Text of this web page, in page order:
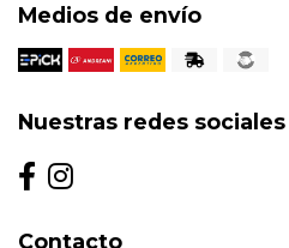
Medios de envío
Nuestras redes sociales
Contacto